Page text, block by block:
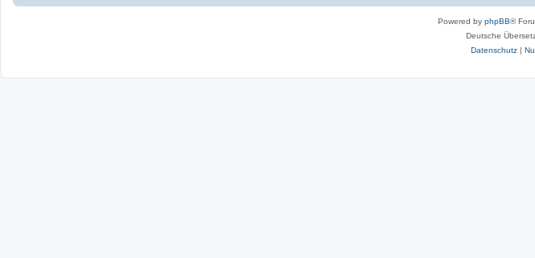
Powered by phpBB®
Deutsche
Datenschutz|